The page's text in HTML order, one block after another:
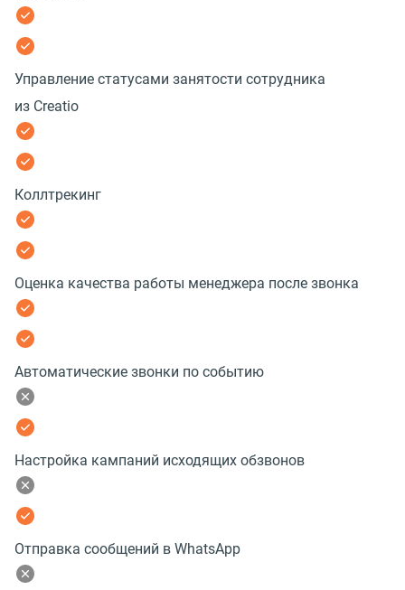
Управление статусами занятости сотрудника
из Creatio
Коллтрекинг
Оценка качества работы менеджера после звонка
Автоматические звонки по событию
Настройка кампаний исходящих обзвонов
Отправка сообщений в WhatsApp